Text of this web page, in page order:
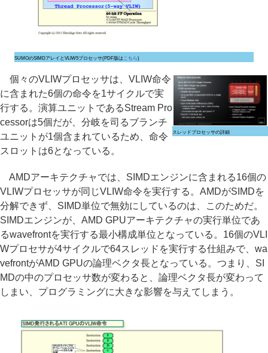
SUMOのSIMDアレイとVLIW5プロセッサ(PDF版は こちら)
スレッドプロセッサの詳細
個々のVLIWプロセッサは、VLIW命令
に含まれた6個の命令を1サイクルで実
行する。演算ユニットであるStream Pro
cessorは5個だが、分岐を司るブランチ
ユニットが1個含まれているため、命令
スロットは6となっている。
AMDアーキテクチャでは、SIMDエンジンに含まれる16個の
VLIWプロセッサが同じVLIW命令を実行する。AMDがSIMDを
分解できず、SIMD単位で無効にしているのは、このためだ。
SIMDエンジンが、AMD GPUアーキテクチャの実行単位であ
るwavefrontを実行する最小構成単位となっている。16個のVLI
Wプロセサが4サイクルで64スレッドを実行する仕組みで、wa
vefrontがAMD GPUの論理ベクタ長となっている。つまり、SI
MDの中のプロセッサ数が変わると、論理ベクタ長が変わって
しまい、プログラミングに大きな影響を与えてしまう。